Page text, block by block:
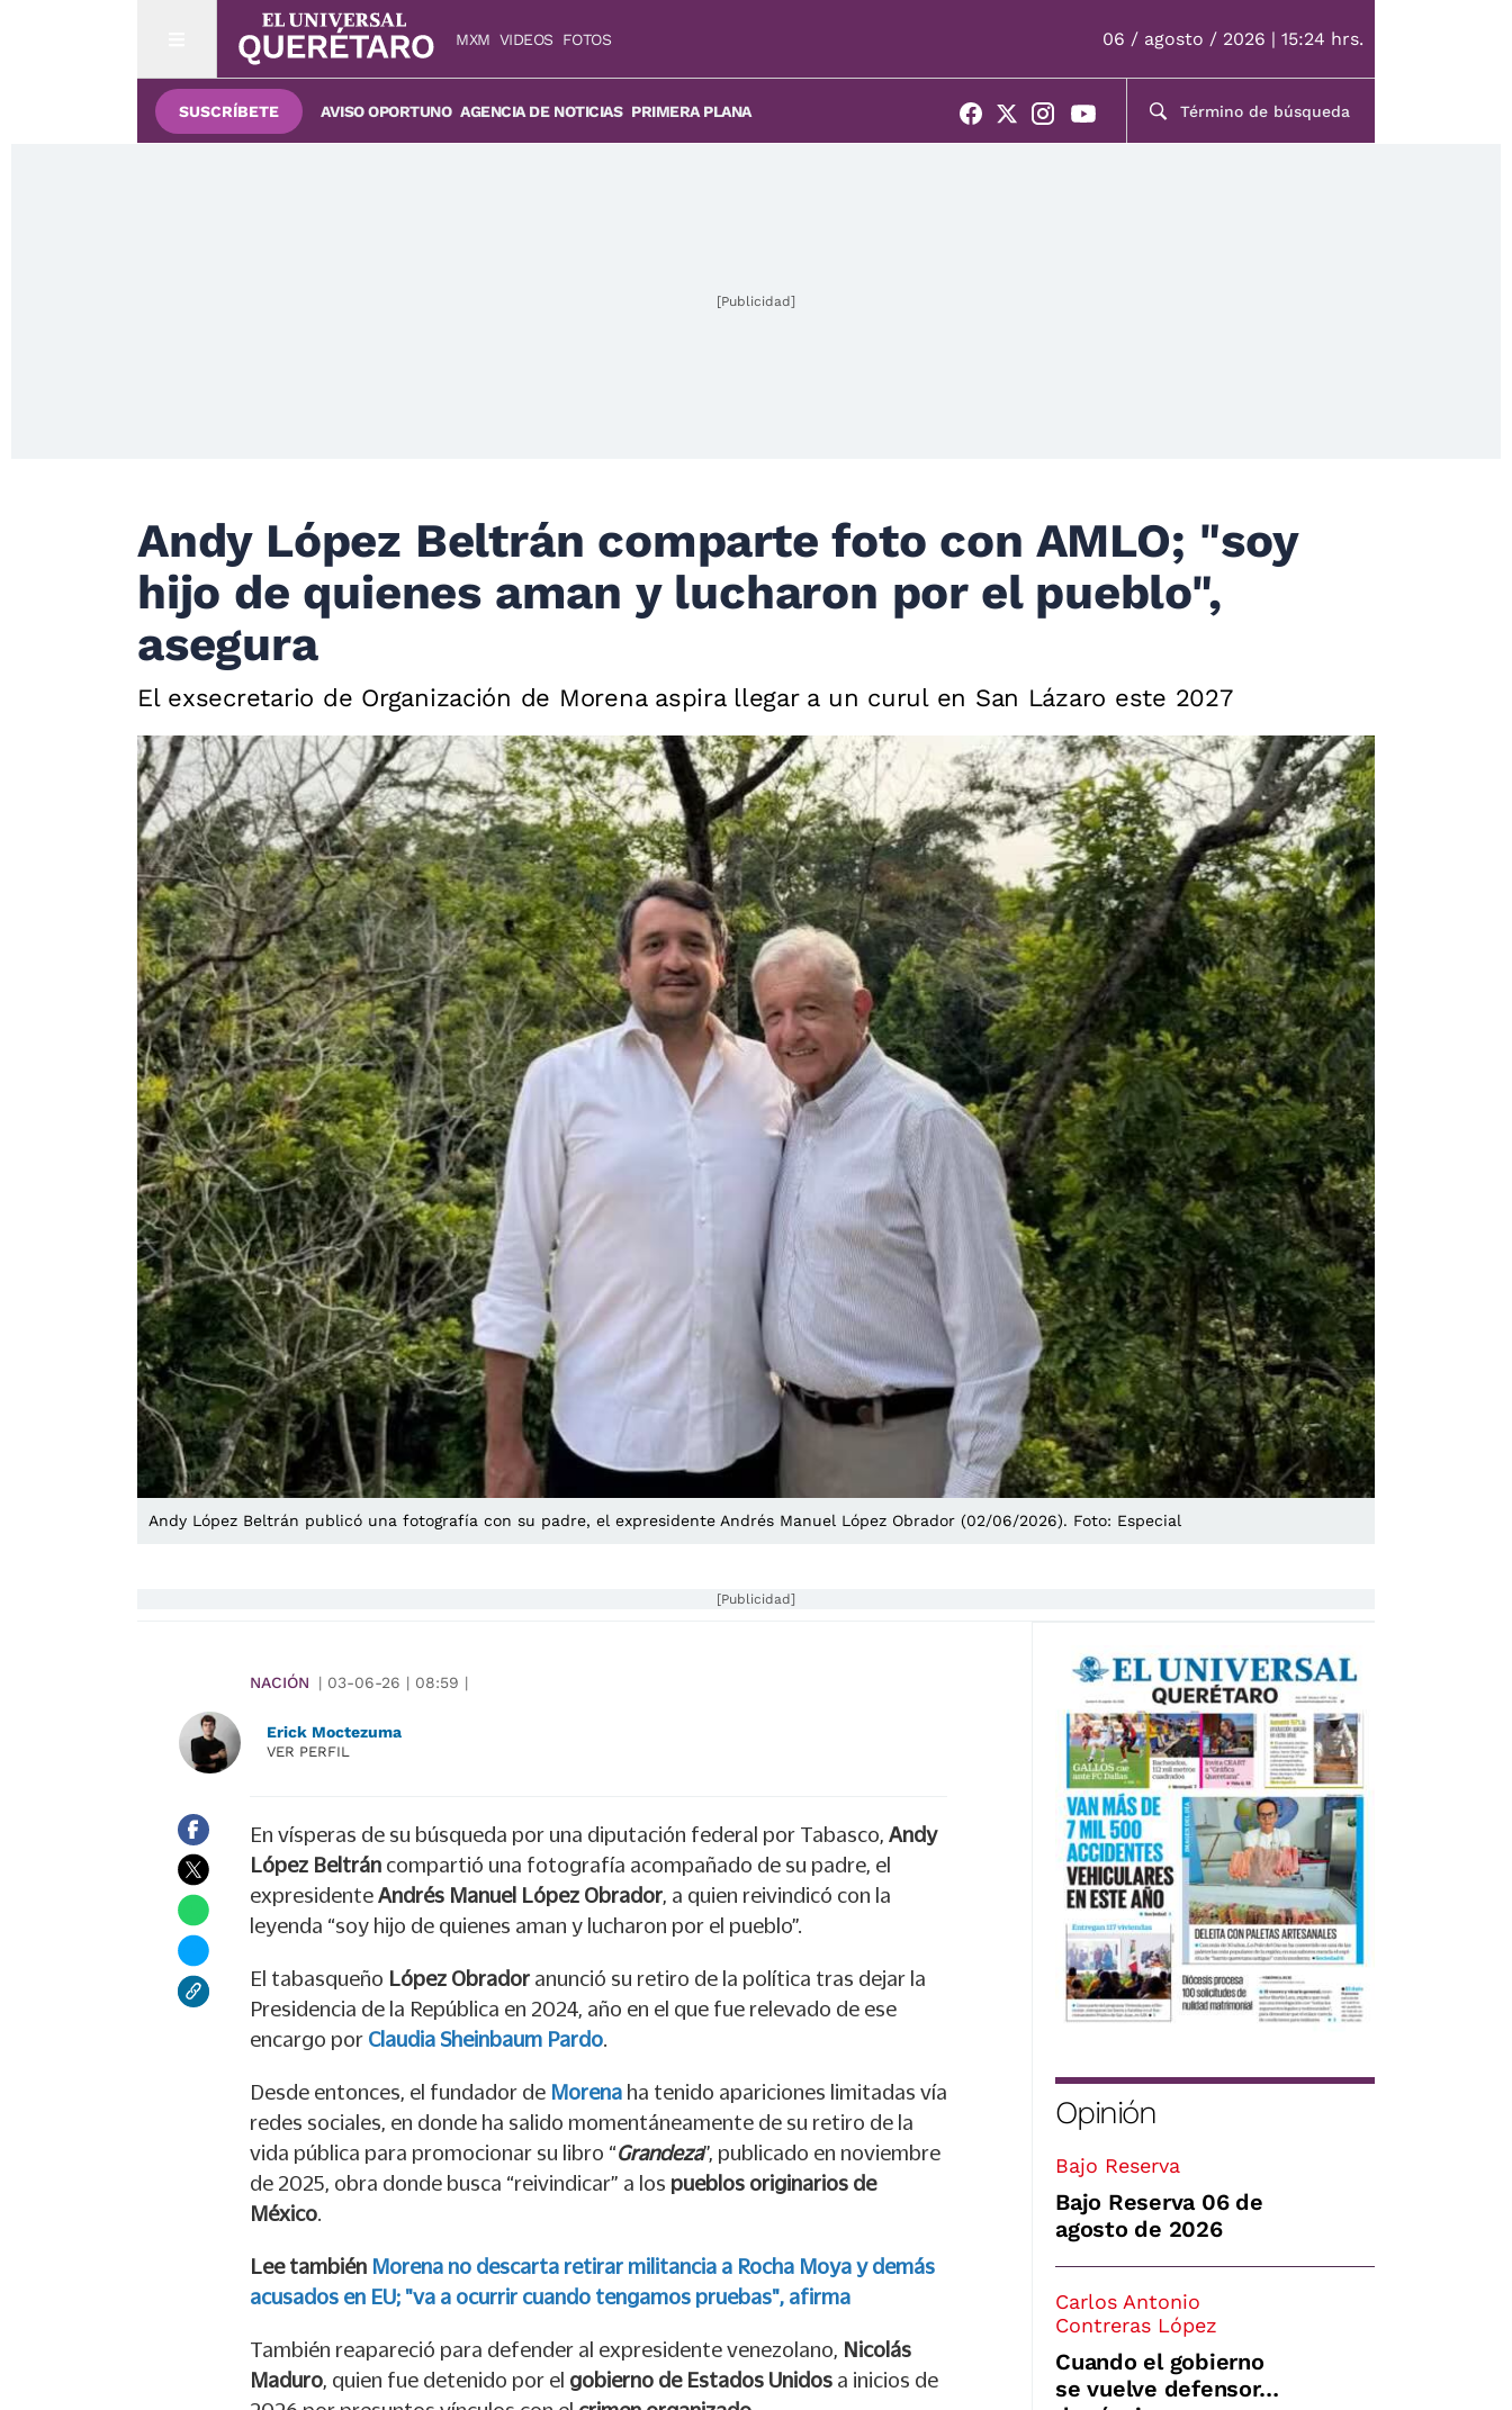
MXM VIDEOS FOTOS 06 / agosto / 2026 | 15:24 hrs.
SUSCRÍBETE AVISO OPORTUNO AGENCIA DE NOTICIAS PRIMERA PLANA
[Publicidad]
Andy López Beltrán comparte foto con AMLO; "soy
hijo de quienes aman y lucharon por el pueblo",
asegura
El exsecretario de Organización de Morena aspira llegar a un curul en San Lázaro este 2027
Andy López Beltrán publicó una fotografía con su padre, el expresidente Andrés Manuel López Obrador (02/06/2026). Foto: Especial
[Publicidad]
NACIÓN | 03-06-26 | 08:59 |
Erick Moctezuma
VER PERFIL
En vísperas de su búsqueda por una diputación federal por Tabasco, Andy
López Beltrán compartió una fotografía acompañado de su padre, el
expresidente Andrés Manuel López Obrador , a quien reivindicó con la
leyenda “soy hijo de quienes aman y lucharon por el pueblo”.
El tabasqueño López Obrador anunció su retiro de la política tras dejar la
Presidencia de la República en 2024, año en el que fue relevado de ese
encargo por Claudia Sheinbaum Pardo
Desde entonces, el fundador de Morena ha tenido apariciones limitadas vía
redes sociales, en donde ha salido momentáneamente de su retiro de la
vida pública para promocionar su libro “Grandeza”, publicado en noviembre
de 2025, obra donde busca “reivindicar” a los pueblos originarios de
México
Lee también Morena no descarta retirar militancia a Rocha Moya y demás
acusados en EU; "va a ocurrir cuando tengamos pruebas", afirma
También reapareció para defender al expresidente venezolano, Nicolás
Maduro , quien fue detenido por el gobierno de Estados Unidos a inicios de
Opinión
Bajo Reserva
Bajo Reserva 06 de
agosto de 2026
Carlos Antonio
Contreras López
Cuando el gobierno
se vuelve defensor…